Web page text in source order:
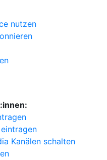
nutzen
Kanälen schalten